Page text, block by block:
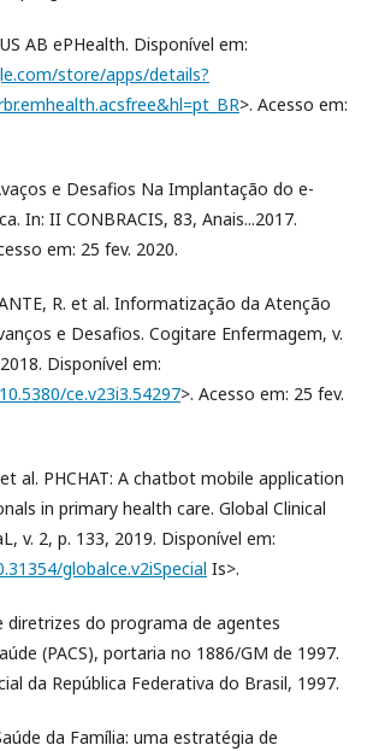
AB ePHealth. Disponível em:
store/apps/details?
>. Acesso em:
e Desafios Na Implantação do e-
In: II CONBRACIS, 83, Anais...2017.
em: 25 fev. 2020.
R. et al. Informatização da Atenção
e Desafios. Cogitare Enfermagem, v.
Disponível em:
ce.v23i3.54297>. Acesso em: 25 fev.
et al. PHCHAT: A chatbot mobile application
in primary health care. Global Clinical
v. 2, p. 133, 2019. Disponível em:
globalce.v2iSpecial Is>.
diretrizes do programa de agentes
(PACS), portaria no 1886/GM de 1997.
da República Federativa do Brasil, 1997.
da Família: uma estratégia de